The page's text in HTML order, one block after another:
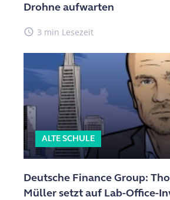
Drohne aufwarten
access_time 3 min Lesezeit
ALTE SCHULE
Deutsche Finance Group:
Müller setzt auf Lab-Office-